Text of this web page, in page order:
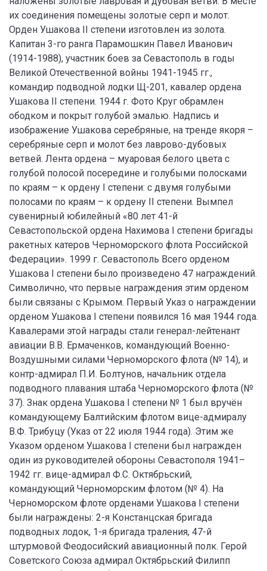
их соединения помещены золотые серп и молот.
Орден Ушакова II степени изготовлен из золота.
Капитан 3-го ранга Парамошкин Павел Иванович
(1914-1988), участник боев за Севастополь в годы
Великой Отечественной войны 1941-1945 гг.,
командир подводной лодки Щ-201, кавалер ордена
Ушакова II степени. 1944 г. Фото Круг обрамлен
ободком и покрыт голубой эмалью. Надпись и
изображение Ушакова серебряные, на тренде якоря –
серебряные серп и молот без лаврово-дубовых
ветвей. Лента ордена – муаровая белого цвета с
голубой полосой посередине и голубыми полосками
по краям – к ордену I степени: с двумя голубыми
полосами по краям – к ордену II степени. Вымпел
сувенирный юбилейный «80 лет 41-й
Севастопольской ордена Нахимова I степени бригады
ракетных катеров Черноморского флота Российской
Федерации». 1999 г. Севастополь Всего орденом
Ушакова I степени было произведено 47 награждений.
Символично, что первые награждения этим орденом
были связаны с Крымом. Первый Указ о награждении
орденом Ушакова I степени появился 16 мая 1944 года.
Кавалерами этой награды стали генерал-лейтенант
авиации В.В. Ермаченков, командующий Военно-
Воздушными силами Черноморского флота (№ 14), и
контр-адмирал П.И. Болтунов, начальник отдела
подводного плавания штаба Черноморского флота (№
37). Знак ордена Ушакова I степени № 1 был вручён
командующему Балтийским флотом вице-адмиралу
В.Ф. Трибуцу (Указ от 22 июля 1944 года). Этим же
Указом орденом Ушакова I степени был награжден
один из руководителей обороны Севастополя 1941–
1942 гг. вице-адмирал Ф.С. Октябрьский,
командующий Черноморским флотом (№ 4). На
Черноморском флоте орденами Ушакова I степени
были награждены: 2-я Констанцская бригада
подводных лодок, 1-я бригада траления, 47-й
штурмовой Феодосийский авиационный полк. Герой
Советского Союза адмирал Октябрьский Филипп